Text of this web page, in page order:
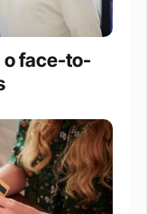
o face-to-